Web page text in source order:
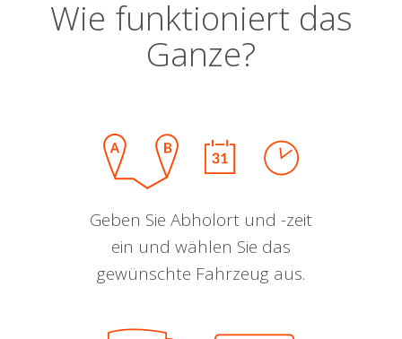
Wie funktioniert das
Ganze?
Geben Sie Abholort und -zeit
ein und wählen Sie das
gewünschte Fahrzeug aus.